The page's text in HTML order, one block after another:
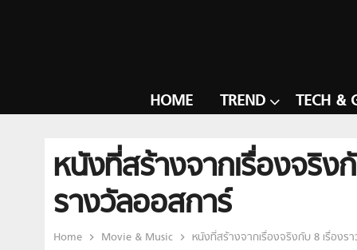
HOME TREND TECH &
หนังที่สร้างจากเรื่องจริ
รางวัลออสการ์
Home Movie & Music หนังที่สร้างจากเรื่องจริงกับ 8 เรื่อง